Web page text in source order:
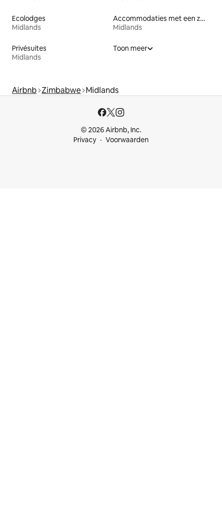
Ecolodges
Midlands
Accommodaties met een zwembad
Midlands
Privésuites
Midlands
Toon meer
Airbnb Zimbabwe Midlands
© 2026 Airbnb, Inc.
Privacy
Voorwaarden